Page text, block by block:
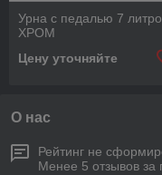
Урна с педалью 7
ХРОМ
Цену уточняйте
О нас
Рейтинг не
Менее 5 отзывов за